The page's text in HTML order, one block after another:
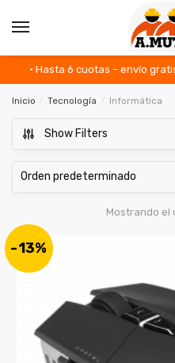
• Hasta 6 cuotas – envío
Inicio / Tecnología / Informática
Show Filters
Mostrando el
-13%